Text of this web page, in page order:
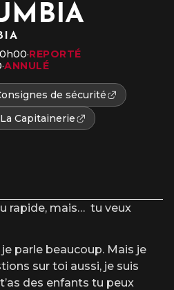
·REPORTÉ
·ANNULÉ
de sécurité
Capitainerie
rapide, mais… tu veux
parle beaucoup. Mais je
sur toi aussi, je suis
des enfants tu peux